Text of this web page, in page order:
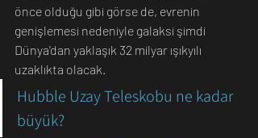
önce olduğu gibi görse de, evrenin
genişlemesi nedeniyle galaksi şimdi
Dünya'dan yaklaşık 32 milyar ışıkyılı
uzaklıkta olacak.
Hubble Uzay Teleskobu ne kadar
büyük?